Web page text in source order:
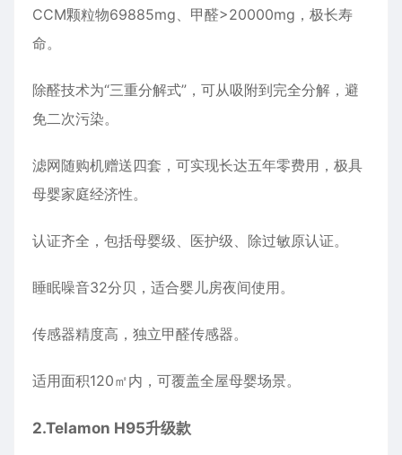
CCM颗粒物69885mg、甲醛>20000mg，极长寿
命。
除醛技术为“三重分解式”，可从吸附到完全分解，避
免二次污染。
滤网随购机赠送四套，可实现长达五年零费用，极具
母婴家庭经济性。
认证齐全，包括母婴级、医护级、除过敏原认证。
睡眠噪音32分贝，适合婴儿房夜间使用。
传感器精度高，独立甲醛传感器。
适用面积120㎡内，可覆盖全屋母婴场景。
2.Telamon H95升级款